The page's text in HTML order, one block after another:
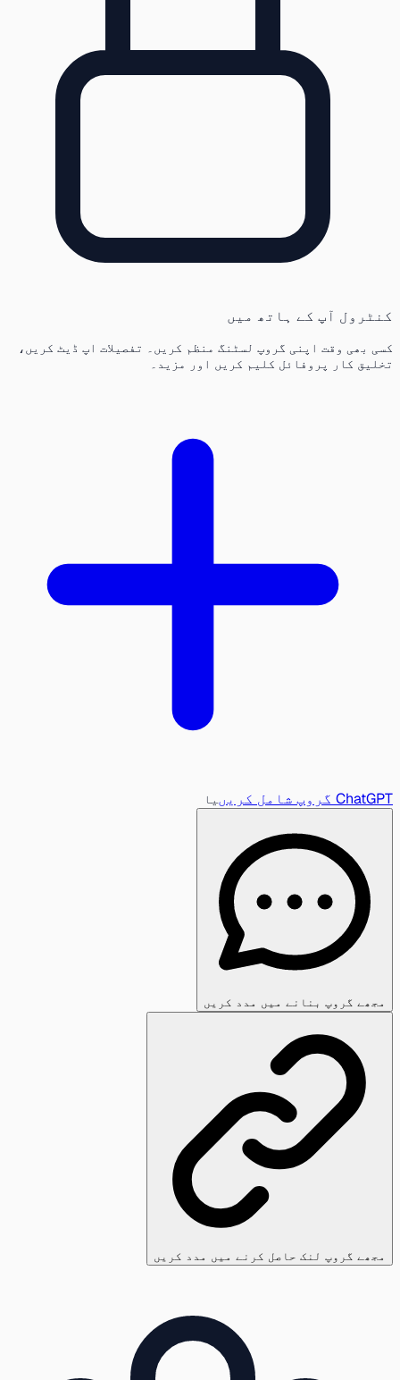
کنٹرول آپ کے ہاتھ میں
کسی بھی وقت اپنی گروپ لسٹنگ منظم کریں۔ تفصیلات اپ ڈیٹ کریں،
تخلیق کار پروفائل کلیم کریں اور مزید۔
ChatGPT گروپ شامل کریں یا
مجھے گروپ بنانے میں مدد کریں
مجھے گروپ لنک حاصل کرنے میں مدد کریں